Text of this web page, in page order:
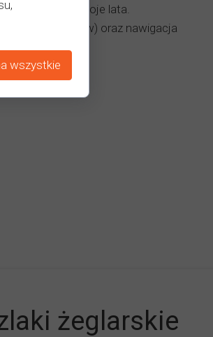
żeglarskie
ale ma swoje lata.
dla maluchów) oraz nawigacja
wszystkie